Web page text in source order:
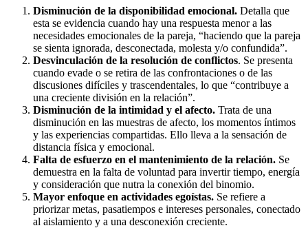
Disminución de la disponibilidad emocional. Detalla que
esta se evidencia cuando hay una respuesta menor a las
necesidades emocionales de la pareja, “haciendo que la pareja
se sienta ignorada, desconectada, molesta y/o confundida”.
Desvinculación de la resolución de conflictos. Se presenta
cuando evade o se retira de las confrontaciones o de las
discusiones difíciles y trascendentales, lo que “contribuye a
una creciente división en la relación”.
Disminución de la intimidad y el afecto. Trata de una
disminución en las muestras de afecto, los momentos íntimos
y las experiencias compartidas. Ello lleva a la sensación de
distancia física y emocional.
Falta de esfuerzo en el mantenimiento de la relación. Se
demuestra en la falta de voluntad para invertir tiempo, energía
y consideración que nutra la conexión del binomio.
Mayor enfoque en actividades egoístas. Se refiere a
priorizar metas, pasatiempos e intereses personales, conectado
al aislamiento y a una desconexión creciente.